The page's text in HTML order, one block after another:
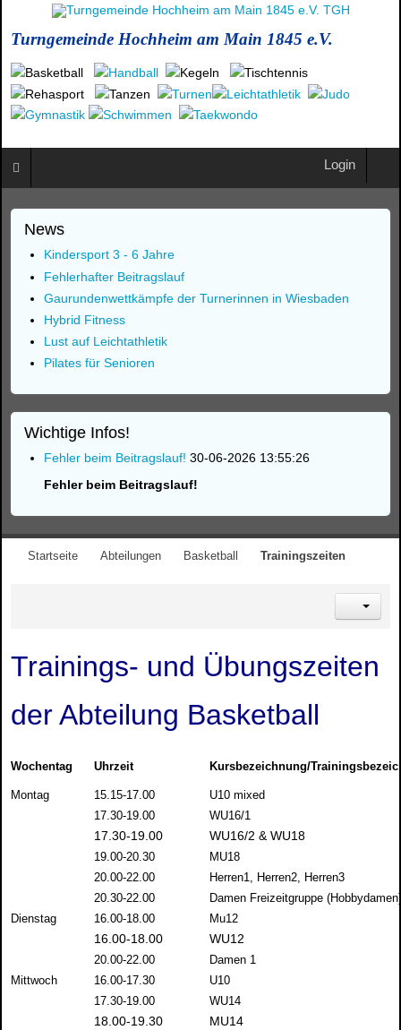
Turngemeinde Hochheim am Main 1845 e.V.
Login
News
Kindersport 3 - 6 Jahre
Fehlerhafter Beitragslauf
Gaurundenwettkämpfe der Turnerinnen in Wiesbaden
Hybrid Fitness
Lust auf Leichtathletik
Pilates für Senioren
Wichtige Infos!
Fehler beim Beitragslauf! 30-06-2026 13:55:26
Fehler beim Beitragslauf!
Startseite Abteilungen Basketball Trainingszeiten
Trainings- und Übungszeiten
der Abteilung Basketball
Wochentag Uhrzeit Kursbezeichnung/
Montag 15.15-17.00
U10 mixed
17.30-19.00
WU16/1
17.30-19.00 WU16/2 & WU18
19.00-20.30
MU18
20.00-22.00
Herren1, Herren2, Herren3
20.30-22.00
Damen Freizeitgruppe (Hobbydamen)
Dienstag
16.00-18.00 Mu12
16.00-18.00 WU12
20.00-22.00
Damen 1
Mittwoch
16.00-17.30
U10
17.30-19.00
WU14
18.00-19.30 MU14